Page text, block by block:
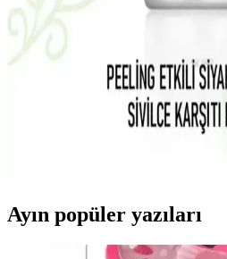
La Roche-Posay Lipikar Syndet AP+
hassas ve kuru ciltlere uygun,
günlük kullanımda cilt sağlığını
Carvien's Çay Ağacı Yağlı
ve Etkili Temizlik Ürünü
Carvien's Çay Ağacı Yağlı Yüz
Ayın popüler yazıları